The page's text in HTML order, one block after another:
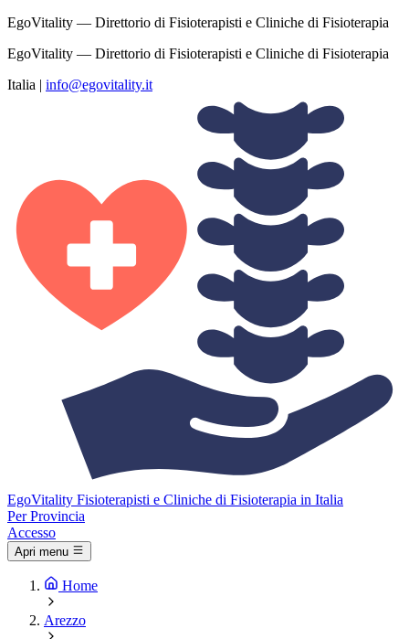
EgoVitality — Direttorio di Fisioterapisti e Cliniche di Fisioterapia
EgoVitality — Direttorio di Fisioterapisti e Cliniche di Fisioterapia
Italia | info@egovitality.it
EgoVitality Fisioterapisti e Cliniche di Fisioterapia in Italia
Per Provincia
Accesso
Apri menu
Home
Arezzo